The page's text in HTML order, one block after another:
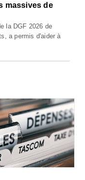
massives de
la DGF 2026 de
a permis d'aider à